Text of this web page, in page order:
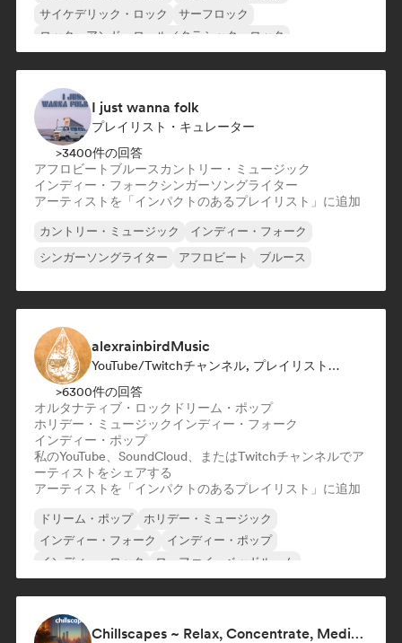
サイケデリック・ロック
サーフロック
ロック・アンド・ロール／クラシック・ロック
I just wanna folk
プレイリスト・キュレーター
>3400件の回答
アフロビート ブルース カントリー・ミュージック
インディー・フォークシンガーソングライター
アーティストを「インパクトのあるプレイリスト」に追加
カントリー・ミュージック
インディー・フォーク
シンガーソングライター
アフロビート ブルース
alexrainbirdMusic
YouTube/Twitchチャンネル, プレイリスト・キュレーター
>6300件の回答
オルタナティブ・ロック ドリーム・ポップ
ホリデー・ミュージックインディー・フォーク
インディー・ポップ
私のYouTube、SoundCloud、またはTwitchチャンネルでア
ーティストをシェアする
アーティストを「インパクトのあるプレイリスト」に追加
ドリーム・ポップ
ホリデー・ミュージック
インディー・フォーク
インディー・ポップ
インディー・ロック
ローファイ・ベッドルーム
Chillscapes ~ Relax, Concentrate, Meditate, Sleep, Dream